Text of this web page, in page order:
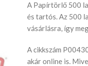
A Papírtörlő 500
és tartós. Az 500
vásárlásra, így
A cikkszám
akár online is.